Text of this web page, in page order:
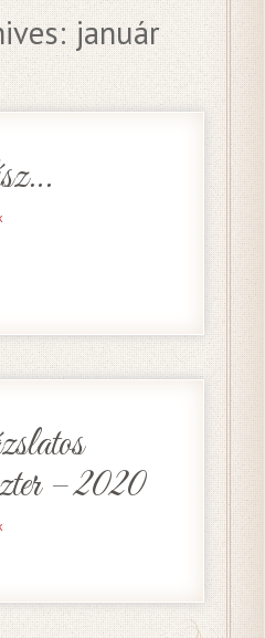
január
– 2020